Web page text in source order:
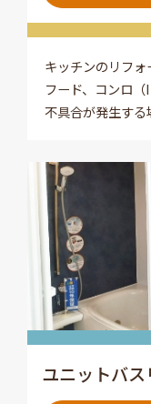
キッチンのリフ
フード、コンロ
不具合が発生する
ユニットバ